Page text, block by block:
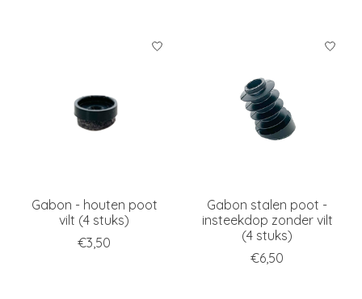
Gabon - houten poot
vilt (4 stuks)
€3,50
Gabon stalen poot -
insteekdop zonder vilt
(4 stuks)
€6,50